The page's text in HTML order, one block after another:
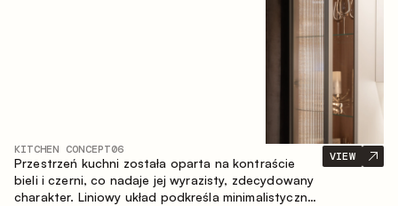
KITCHEN CONCEPT06
Przestrzeń kuchni została oparta na kontraście
bieli i czerni, co nadaje jej wyrazisty, zdecydowany
charakter. Liniowy układ podkreśla minimalistyczny i
VIEW